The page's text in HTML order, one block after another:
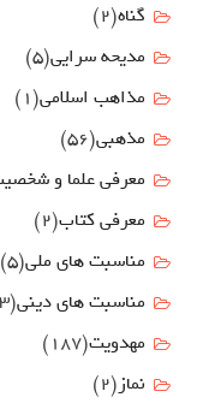
گناه(2)
مدیحه سرایی(5)
مذاهب اسلامی(1)
مذهبی(56)
معرفی علما و
معرفی کتاب(2)
مناسبت هاي ملي(5)
مناسبت های دینی(43)
مهدويت(187)
نماز(2)